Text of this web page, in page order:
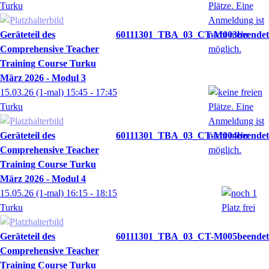
Turku
Geräteteil des
Comprehensive Teacher
Training Course Turku
März 2026 - Modul 3
60111301_TBA_03_CT-M003
15.03.26 (1-mal) 15:45 - 17:45
Turku
Geräteteil des
Comprehensive Teacher
Training Course Turku
März 2026 - Modul 4
60111301_TBA_03_CT-M004
15.05.26 (1-mal) 16:15 - 18:15
Turku
Geräteteil des
Comprehensive Teacher
Training Course Turku
60111301_TBA_03_CT-M005